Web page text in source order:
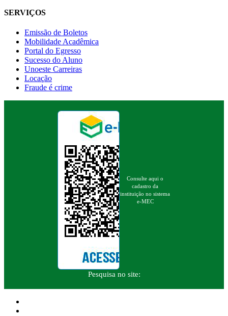
SERVIÇOS
Emissão de Boletos
Mobilidade Acadêmica
Portal do Egresso
Sucesso do Aluno
Unoeste Carreiras
Locação
Fraude é crime
Consulte aqui o
cadastro da
instituição no sistema
e-MEC
Pesquisa no site: